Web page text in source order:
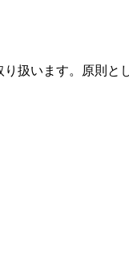
扱います。原則と